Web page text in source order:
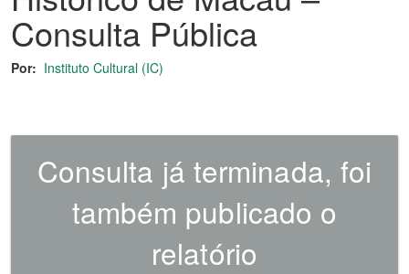
Consulta Pública
Por: Instituto Cultural (IC)
Consulta já terminada, foi
também publicado o
relatório